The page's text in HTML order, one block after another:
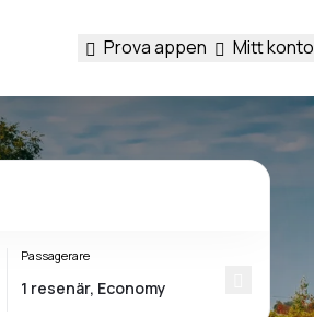
Prova appen Mitt konto
Passagerare